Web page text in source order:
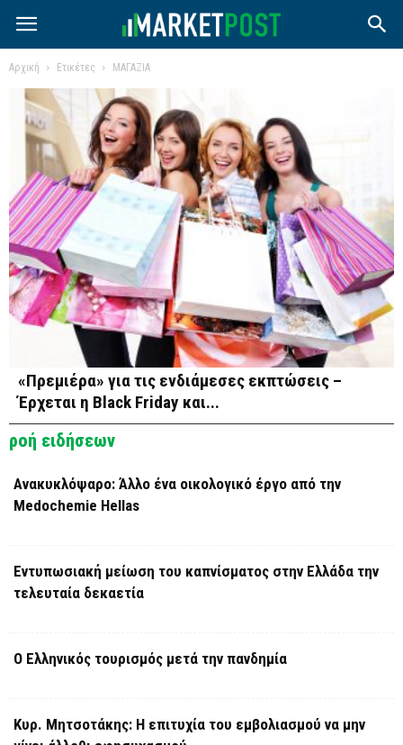
Αρχική Ετικέτες ΜΑΓΑΖΙΑ
«Πρεμιέρα» για τις ενδιάμεσες εκπτώσεις –
Έρχεται η Black Friday και...
ροή ειδήσεων
Ανακυκλόψαρο: Άλλο ένα οικολογικό έργο από την
Medochemie Hellas
Εντυπωσιακή μείωση του καπνίσματος στην Ελλάδα την
τελευταία δεκαετία
Ο Ελληνικός τουρισμός μετά την πανδημία
Κυρ. Μητσοτάκης: Η επιτυχία του εμβολιασμού να μην